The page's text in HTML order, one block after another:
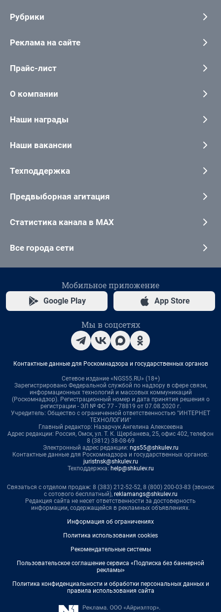
Рубрики
Реклама на сайте
Прайс-лист
О компании
Наши награды
Наши вакансии
Техподдержка
Предвыборная агитация
Статистика канала в MAX
Все города сети
Мобильное приложение
Google Play App Store
Мы в соцсетях
Контактные данные для Роскомнадзора и государственных органов
Сетевое издание «NGS55.RU» (18+)
Зарегистрировано Федеральной службой по надзору в сфере связи,
информационных технологий и массовых коммуникаций
(Роскомнадзор). Регистрационный номер и дата принятия решения о
регистрации - ЭЛ № ФС 77 - 78819 от 07.08.2020 г.
Учредитель: Общество с ограниченной ответственностью "ИНТЕРНЕТ
ТЕХНОЛОГИИ"
Главный редактор: Назарчук Ангелина Алексеевна
Адрес редакции: Россия, Омск, ул. Т. К. Щербанева, 25, офис 402, телефон
8 (3812) 38-08-69
Электронный адрес редакции: ngs55@shkulev.ru
Контактные данные для Роскомнадзора и государственных органов:
juristnsk@shkulev.ru
Техподдержка: help@shkulev.ru
Связаться с отделом продаж: 8 (383) 212-52-52, 8 (800) 200-03-83 (звонок
с сотового бесплатный), reklamangs@shkulev.ru
Редакция сайта не несет ответственности за достоверность
информации, содержащейся в рекламных объявлениях.
Информация об ограничениях
Политика использования cookies
Рекомендательные системы
Пользовательское соглашение сервиса «Подписка без баннерной
рекламы»
Политика конфиденциальности и обработки персональных данных и
правила использования сайта